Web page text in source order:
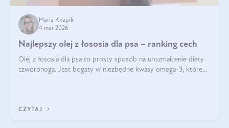
Maria Knapik
4 mar 2026
Najlepszy olej z łososia dla psa – ranking cech
Olej z łososia dla psa to prosty sposób na urozmaicenie diety
czworonoga. Jest bogaty w niezbędne kwasy omega-3, które
CZYTAJ